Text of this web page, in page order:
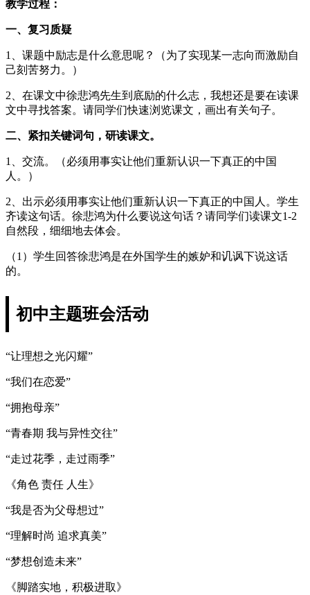
教学过程：
一、复习质疑
1、课题中励志是什么意思呢？（为了实现某一志向而激励自
己刻苦努力。）
2、在课文中徐悲鸿先生到底励的什么志，我想还是要在读课
文中寻找答案。请同学们快速浏览课文，画出有关句子。
二、紧扣关键词句，研读课文。
1、交流。（必须用事实让他们重新认识一下真正的中国
人。）
2、出示必须用事实让他们重新认识一下真正的中国人。学生
齐读这句话。徐悲鸿为什么要说这句话？请同学们读课文1-2
自然段，细细地去体会。
（1）学生回答徐悲鸿是在外国学生的嫉妒和讥讽下说这话
的。
初中主题班会活动
“让理想之光闪耀”
“我们在恋爱”
“拥抱母亲”
“青春期 我与异性交往”
“走过花季，走过雨季”
《角色 责任 人生》
“我是否为父母想过”
“理解时尚 追求真美”
“梦想创造未来”
《脚踏实地，积极进取》